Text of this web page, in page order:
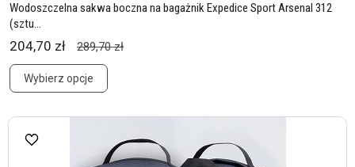
Wodoszczelna sakwa boczna na bagażnik Expedice Sport Arsenal 312
(sztu...
204,70 zł 289,70 zł
Wybierz opcje